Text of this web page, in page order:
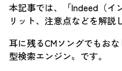
本記事では、「Indeed（イ
リット、注意点などを解説
耳に残るCMソングでもお
型検索エンジン〟です。